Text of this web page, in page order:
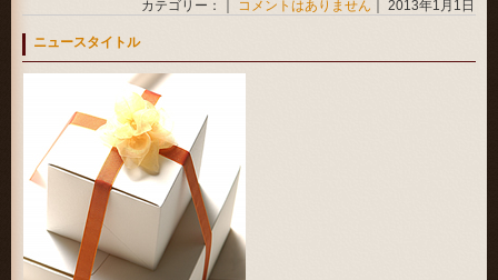
カテゴリー：｜ コメントはありません ｜ 2013年1月1日
ニュースタイトル